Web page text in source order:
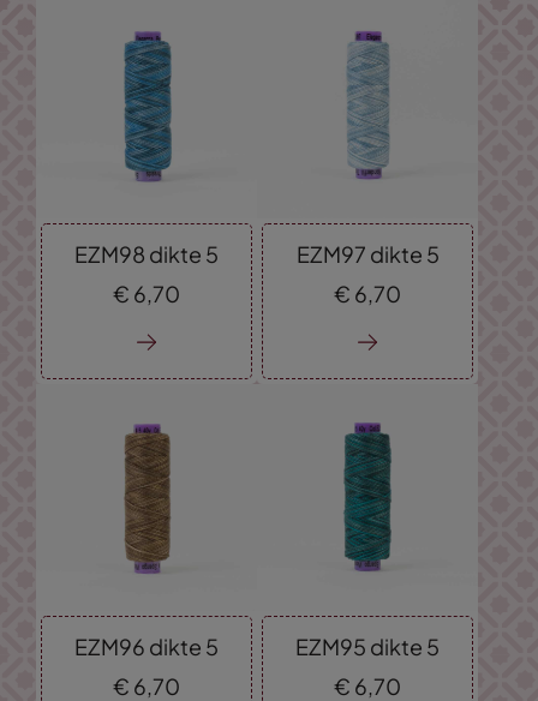
EZM98 dikte 5
€ 6,70
EZM97 dikte 5
€ 6,70
EZM96 dikte 5
€ 6, 70
EZM95 dikte 5
€ 6, 70